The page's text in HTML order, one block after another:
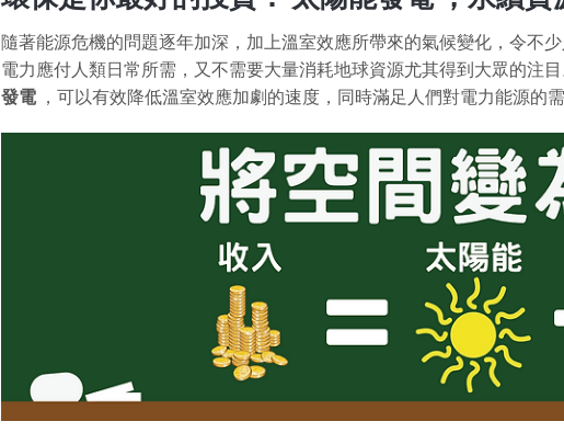
隨著能源危機的問題逐年加深，加上溫室效應所帶來的氣候變化，令不
電力應付人類日常所需，又不需要大量消耗地球資源尤其得到大眾的注
發電 ，可以有效降低溫室效應加劇的速度，同時滿足人們對電力能源的